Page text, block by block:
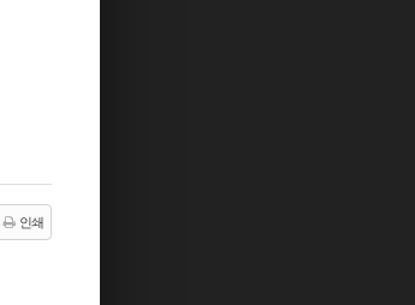
인쇄